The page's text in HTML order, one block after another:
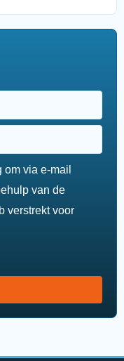
om via e-mail
van de
verstrekt voor